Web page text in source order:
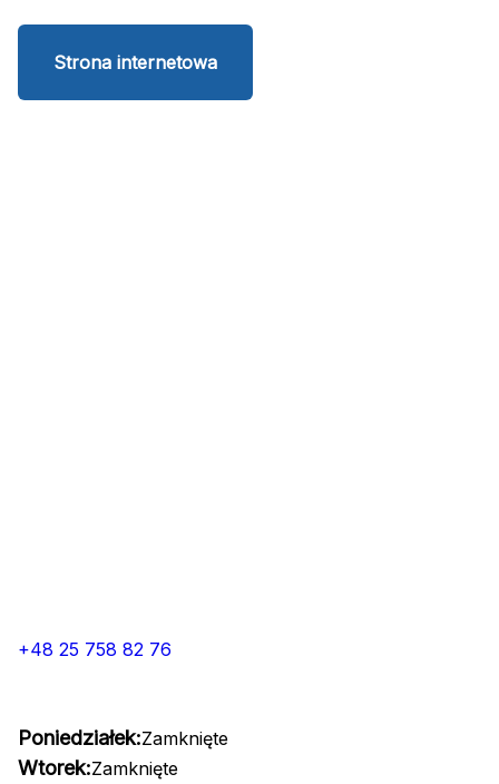
Strona internetowa
+48 25 758 82 76
Poniedziałek:Zamknięte
Wtorek:Zamknięte